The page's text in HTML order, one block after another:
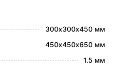
300х300х450 мм
450х450х650 мм
1.5 мм